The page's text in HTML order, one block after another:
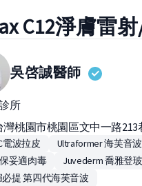
C12淨膚雷
吳啓誠醫師
所
灣桃園市桃園區文中一路213
電波拉皮
Ultraformer 海芙音波
妥適肉毒
Juvederm 喬雅登
必提 第四代海芙音波